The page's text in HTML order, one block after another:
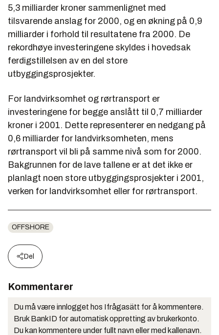
5,3 milliarder kroner sammenlignet med
tilsvarende anslag for 2000, og en økning på 0,9
milliarder i forhold til resultatene fra 2000. De
rekordhøye investeringene skyldes i hovedsak
ferdigstillelsen av en del store
utbyggingsprosjekter.
For landvirksomhet og rørtransport er
investeringene for begge anslått til 0,7 milliarder
kroner i 2001. Dette representerer en nedgang på
0,6 milliarder for landvirksomheten, mens
rørtransport vil bli på samme nivå som for 2000.
Bakgrunnen for de lave tallene er at det ikke er
planlagt noen store utbyggingsprosjekter i 2001,
verken for landvirksomhet eller for rørtransport.
OFFSHORE
Del
Kommentarer
Du må være innlogget hos Ifrågasätt for å kommentere.
Bruk BankID for automatisk oppretting av brukerkonto.
Du kan kommentere under fullt navn eller med kallenavn.